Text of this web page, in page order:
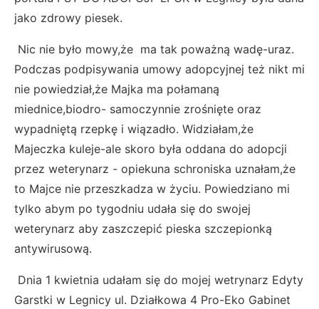
jako zdrowy piesek.
Nic nie było mowy,że ma tak poważną wadę-uraz.
Podczas podpisywania umowy adopcyjnej też nikt mi
nie powiedział,że Majka ma połamaną
miednice,biodro- samoczynnie zrośnięte oraz
wypadniętą rzepkę i wiązadło. Widziałam,że
Majeczka kuleje-ale skoro była oddana do adopcji
przez weterynarz - opiekuna schroniska uznałam,że
to Majce nie przeszkadza w życiu. Powiedziano mi
tylko abym po tygodniu udała się do swojej
weterynarz aby zaszczepić pieska szczepionką
antywirusową.
Dnia 1 kwietnia udałam się do mojej wetrynarz Edyty
Garstki w Legnicy ul. Działkowa 4 Pro-Eko Gabinet